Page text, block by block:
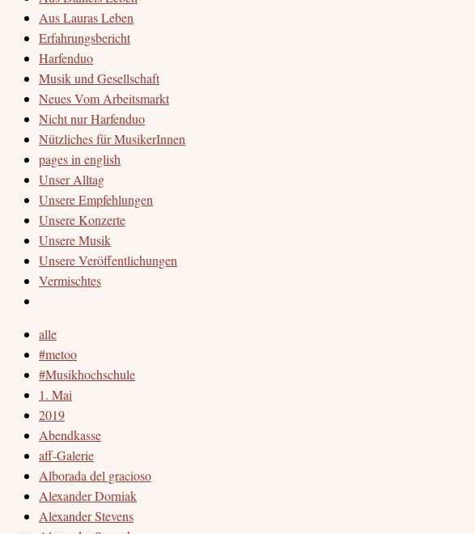
Aus Lauras Leben
Erfahrungsbericht
Harfenduo
Musik und Gesellschaft
Neues Vom Arbeitsmarkt
Nicht nur Harfenduo
Nützliches für MusikerInnen
pages in english
Unser Alltag
Unsere Empfehlungen
Unsere Konzerte
Unsere Musik
Unsere Veröffentlichungen
Vermischtes
alle
#metoo
#Musikhochschule
1. Mai
2019
Abendkasse
aff-Galerie
Alborada del gracioso
Alexander Dorniak
Alexander Stevens